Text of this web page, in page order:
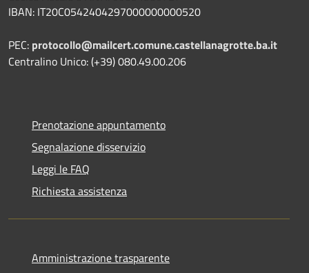
IBAN: IT20C0542404297000000000520
PEC: protocollo@mailcert.comune.castellanagrotte.ba.it
Centralino Unico: (+39) 080.49.00.206
Prenotazione appuntamento
Segnalazione disservizio
Leggi le FAQ
Richiesta assistenza
Amministrazione trasparente